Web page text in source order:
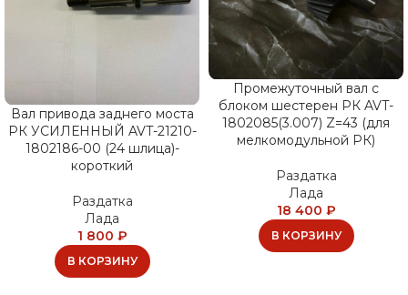
Вал привода заднего моста
РК УСИЛЕННЫЙ AVT-21210-
1802186-00 (24 шлица)-
короткий
Раздатка
Лада
1 800 ₽
В КОРЗИНУ
Промежуточный вал с
блоком шестерен РК AVT-
1802085(3.007) Z=43 (для
мелкомодульной РК)
Раздатка
Лада
18 400 ₽
В КОРЗИНУ